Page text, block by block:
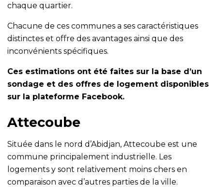
chaque quartier.
Chacune de ces communes a ses caractéristiques
distinctes et offre des avantages ainsi que des
inconvénients spécifiques.
Ces estimations ont été faites sur la base d’un
sondage et des offres de logement disponibles
sur la plateforme Facebook.
Attecoube
Située dans le nord d’Abidjan, Attecoube est une
commune principalement industrielle. Les
logements y sont relativement moins chers en
comparaison avec d’autres parties de la ville.